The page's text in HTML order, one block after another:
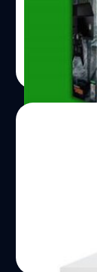
XboxOne ข
วงศกร ปฐมชัยวั
Read More
ชมคลิปแก
ใหม่ตัวเล็
มาชมคลิปแกะ